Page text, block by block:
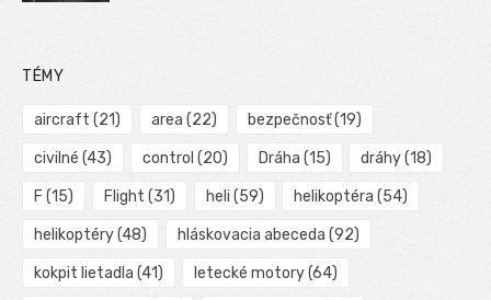
TÉMY
aircraft (21) area (22) bezpečnosť(19)
civilné (43) control (20) Dráha (15) dráhy(18)
F (15) Flight (31) heli (59) helikoptéra (54)
helikoptéry(48) hláskovacia abeceda (92)
kokpit lietadla (41) letecké motory(64)